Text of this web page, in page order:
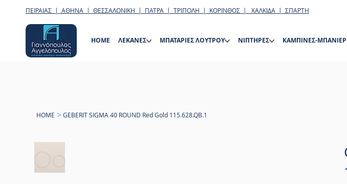
ΠΕΙΡΑΙΑΣ | ΑΘΗΝΑ | ΘΕΣΣΑΛΟΝΙΚΗ | ΠΑΤΡΑ | ΤΡΙΠΟΛΗ | ΚΟΡΙΝΘΟΣ | ΧΑΛΚΙΔΑ | ΣΠΑΡΤΗ
HOME ΛΕΚΑΝΕΣ ΜΠΑΤΑΡΙΕΣ ΛΟΥΤΡΟΥ ΝΙΠΤΗΡΕΣ ΚΑΜΠΙΝΕΣ-
HOME > GEBERIT SIGMA 40 ROUND Red Gold 115.628.QB.1